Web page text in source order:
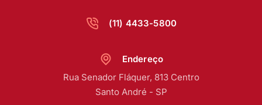
(11) 4433-5800
Endereço
Rua Senador Fláquer, 813 Centro
Santo André - SP